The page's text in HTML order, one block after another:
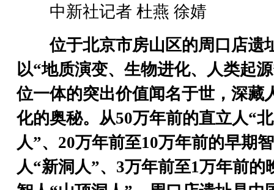
中新社记者 杜燕 徐婧
位于北京市房山区的周口店遗
以“地质演变、生物进化、人类起
位一体的突出价值闻名于世，深藏
化的奥秘。从50万年前的直立人“
人”、20万年前至10万年前的早期智
人“新洞人”、3万年前至1万年前的